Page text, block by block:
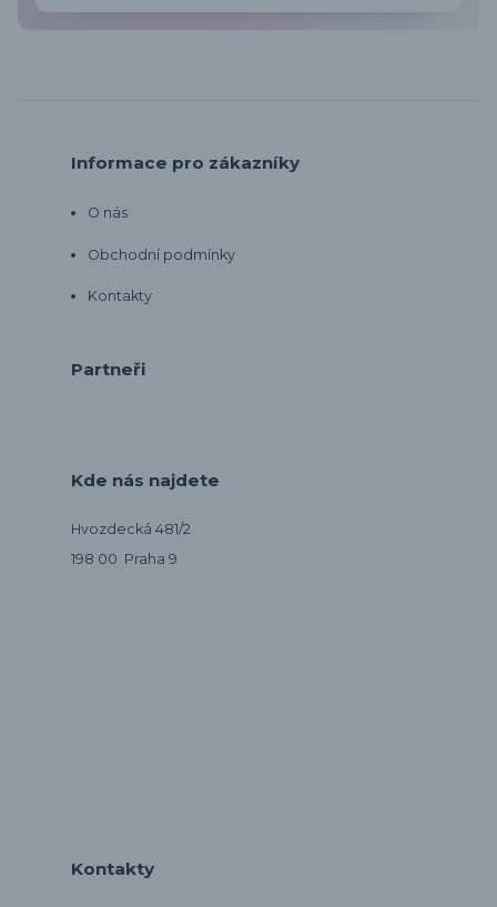
Informace pro zákazníky
O nás
Obchodní podmínky
Kontakty
Partneři
Kde nás najdete
Hvozdecká 481/2
198 00 Praha 9
Kontakty